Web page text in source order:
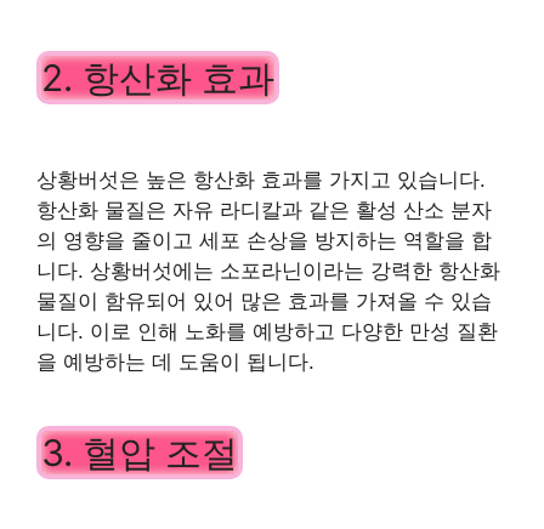
2. 항산화 효과
상황버섯은 높은 항산화 효과를 가지고 있습니다.
항산화 물질은 자유 라디칼과 같은 활성 산소 분자
의 영향을 줄이고 세포 손상을 방지하는 역할을 합
니다. 상황버섯에는 소포라닌이라는 강력한 항산화
물질이 함유되어 있어 많은 효과를 가져올 수 있습
니다. 이로 인해 노화를 예방하고 다양한 만성 질환
을 예방하는 데 도움이 됩니다.
3. 혈압 조절